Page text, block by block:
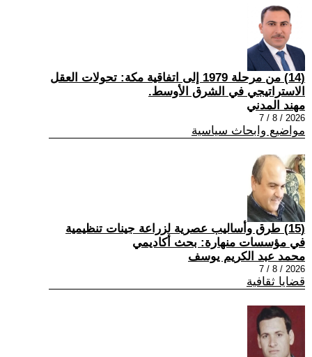
(14) من مرحلة 1979 إلى اتفاقية مكة: تحولات العقل
الاستراتيجي في الشرق الأوسط.
مهند المدني
2026 / 8 / 7
مواضيع وابحاث سياسية
(15) طرق وأساليب عصرية لزراعة جينات تنظيمية
في مؤسسات منهارة: بحث أكاديمي
محمد عبد الكريم يوسف
2026 / 8 / 7
قضايا ثقافية